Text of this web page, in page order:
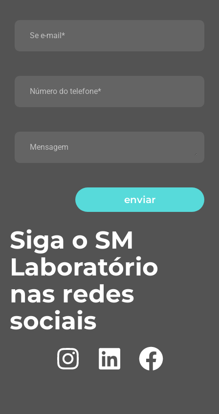
enviar
Siga o SM
Laboratório
nas redes
sociais